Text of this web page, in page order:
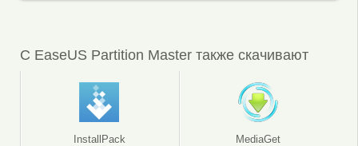
С EaseUS Partition Master также скачивают
InstallPack MediaGet